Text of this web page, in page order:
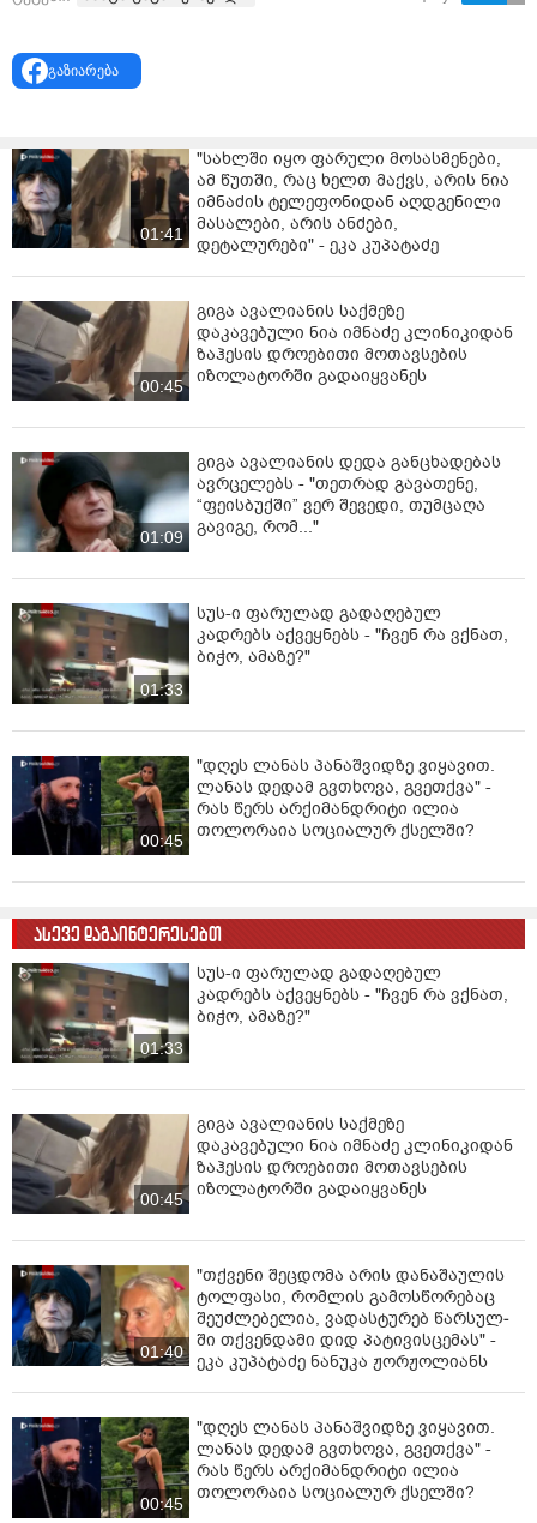
გაზიარება
01:41
"სახლში იყო ფარული მოსასმენები,
ამ წუთში, რაც ხელთ მაქვს, არის ნია
იმნაძის ტელეფონიდან აღდგენილი
მასალები, არის ანძები,
დეტალურები" - ეკა კუპატაძე
00:45
გიგა ავალიანის საქმეზე
დაკავებული ნია იმნაძე კლინიკიდან
ზაჰესის დროებითი მოთავსების
იზოლატორში გადაიყვანეს
01:09
გიგა ავალიანის დედა განცხადებას
ავრცელებს - "თეთრად გავათენე,
“ფეისბუქში” ვერ შევედი, თუმცაღა
გავიგე, რომ..."
01:33
სუს-ი ფარულად გადაღებულ
კადრებს აქვეყნებს - "ჩვენ რა ვქნათ,
ბიჭო, ამაზე?"
00:45
"დღეს ლანას პანაშვიდზე ვიყავით.
ლანას დედამ გვთხოვა, გვეთქვა" -
რას წერს არქიმანდრიტი ილია
თოლორაია სოციალურ ქსელში?
ასევე დაგაინტერესებთ
01:33
სუს-ი ფარულად გადაღებულ
კადრებს აქვეყნებს - "ჩვენ რა ვქნათ,
ბიჭო, ამაზე?"
00:45
გიგა ავალიანის საქმეზე
დაკავებული ნია იმნაძე კლინიკიდან
ზაჰესის დროებითი მოთავსების
იზოლატორში გადაიყვანეს
01:40
"თქვენი შეცდომა არის დანაშაულის
ტოლფასი, რომ­ლის გა­მოს­წო­რე­ბაც
შე­უძ­ლე­ბე­ლია, ვა­დას­ტუ­რებ წარ­სულ­
ში თქვენ­და­მი დიდ პა­ტი­ვის­ცე­მას" -
ეკა კუპატაძე ნანუკა ჟორჟოლიანს
00:45
"დღეს ლანას პანაშვიდზე ვიყავით.
ლანას დედამ გვთხოვა, გვეთქვა" -
რას წერს არქიმანდრიტი ილია
თოლორაია სოციალურ ქსელში?